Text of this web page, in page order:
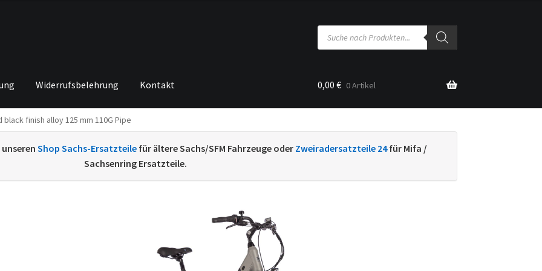
Products
search
Widerrufsbelehrung Kontakt
von Echtheit von Bewertungen
Widerrufsbelehrung Zahlungsarten
0,00 € 0 Artikel
black finish alloy 125 mm 110G Pipe
Shop Sachs-Ersatzteilefür ältere Sachs/SFM Fahrzeuge oder Zweiradersatzteile 24für Mifa /
Sachsenring Ersatzteile.